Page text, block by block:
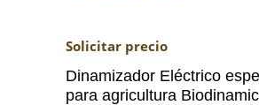
Solicitar precio
Dinamizador Eléctrico
para agricultura